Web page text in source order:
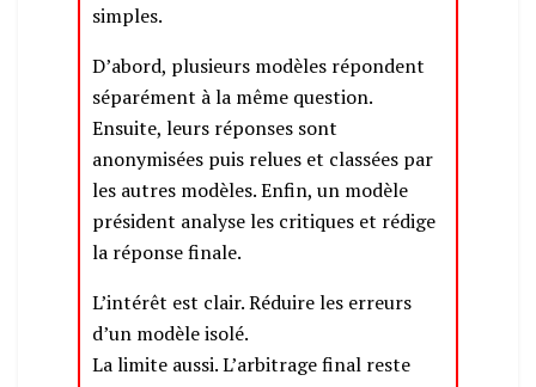
simples.
D’abord, plusieurs modèles répondent
séparément à la même question.
Ensuite, leurs réponses sont
anonymisées puis relues et classées par
les autres modèles. Enfin, un modèle
président analyse les critiques et rédige
la réponse finale.
L’intérêt est clair. Réduire les erreurs
d’un modèle isolé.
La limite aussi. L’arbitrage final reste